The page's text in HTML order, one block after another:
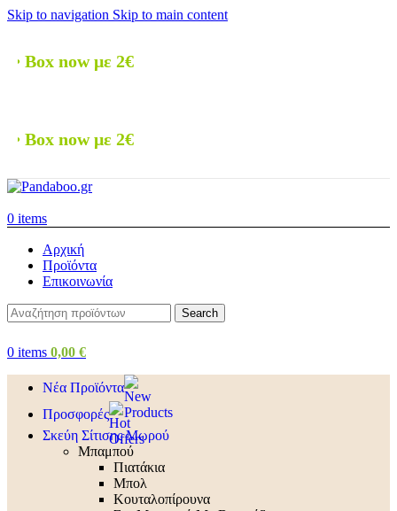
Skip to navigation Skip to main content
με 2€
με 2€
0 items
Αρχική
Προϊόντα
Επικοινωνία
Search
0 items 0,00 €
Νέα Προϊόντα
Προσφορές
Σκεύη Σίτισης Μωρού
Μπαμπού
Πιατάκια
Μπολ
Κουταλοπίρουνα